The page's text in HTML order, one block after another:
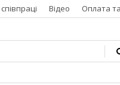
Відео Оплата